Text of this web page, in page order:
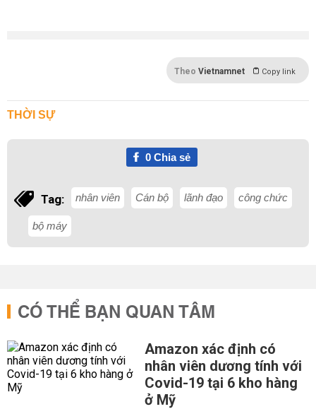
Theo Vietnamnet Copy link
THỜI SỰ
0Chia sẻ
Tag: nhân viên Cán bộ lãnh đạo công chức
bộ máy
CÓ THỂ BẠN QUAN TÂM
Amazon xác định có
nhân viên dương tính với
Covid-19 tại 6 kho hàng
ở Mỹ